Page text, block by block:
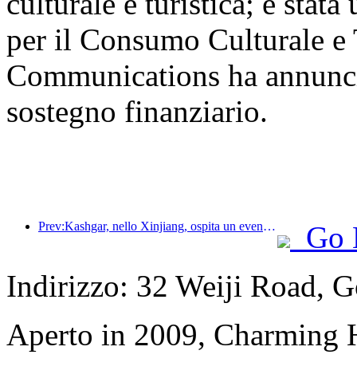
per il Consumo Culturale
Communications ha
sostegno finanziario.
Prev:Kashgar, nello Xinjiang, ospita un evento di promozione turistica per favorire lo scambio interetnico.
Go
Indirizzo: 32 Weiji Road,
Aperto in 2009, Charming